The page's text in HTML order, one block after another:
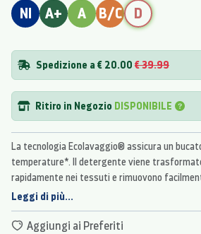
NI A+ A B/C D
Spedizione a € 20.00 € 39.99
Ritiro in Negozio DISPONIBILE
La tecnologia Ecolavaggio® assicura un
temperature*. Il detergente viene
rapidamente nei tessuti e rimuovono
proteggendo i materiali e risparmiando energia.
Leggi di più...
Aggiungi ai Preferiti